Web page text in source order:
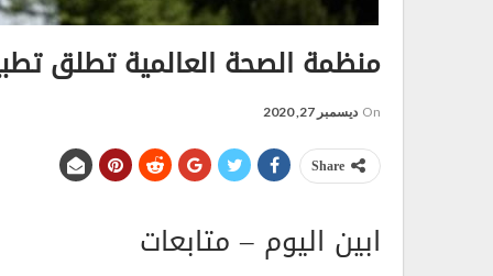
منظمة الصحة العالمية تطلق
On ديسمبر 27, 2020
Share
ابين اليوم – متابعات